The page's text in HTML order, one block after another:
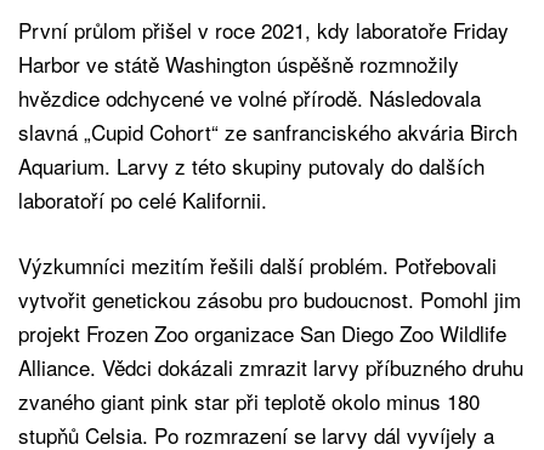
První průlom přišel v roce 2021, kdy laboratoře Friday
Harbor ve státě Washington úspěšně rozmnožily
hvězdice odchycené ve volné přírodě. Následovala
slavná „Cupid Cohort“ ze sanfranciského akvária Birch
Aquarium. Larvy z této skupiny putovaly do dalších
laboratoří po celé Kalifornii.
Výzkumníci mezitím řešili další problém. Potřebovali
vytvořit genetickou zásobu pro budoucnost. Pomohl jim
projekt Frozen Zoo organizace San Diego Zoo Wildlife
Alliance. Vědci dokázali zmrazit larvy příbuzného druhu
zvaného giant pink star při teplotě okolo minus 180
stupňů Celsia. Po rozmrazení se larvy dál vyvíjely a